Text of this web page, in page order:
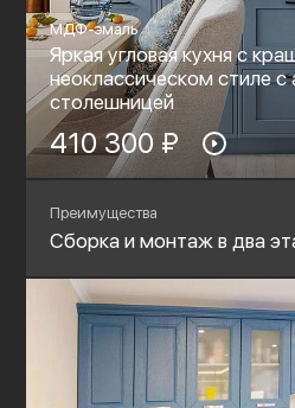
МДФ-эмаль
Яркая угловая кухня с
неоклассическом стиле c
столешницей
410 300 ₽
Преимущества
Сборка и монтаж в два